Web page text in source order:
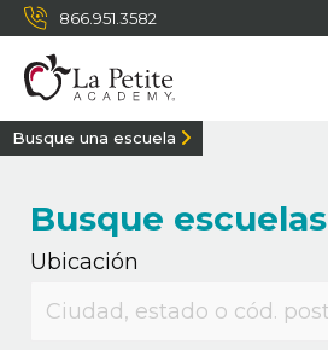
866.951.3582
Busque una escuela
Busque escuelas
Ubicación